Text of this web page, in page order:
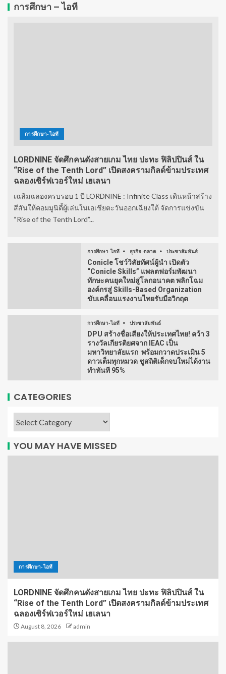
การศึกษา – ไอที
การศึกษา-ไอที
LORDNINE จัดศึกคนดังสายเกม ไทย ปะทะ ฟิลิปปินส์ ใน
“Rise of the Tenth Lord” เปิดสงครามกิลด์ข้ามประเทศ
ฉลองเซิร์ฟเวอร์ใหม่ เฮเลนา
เฉลิมฉลองครบรอบ 1 ปี LORDNINE : Infinite Class เดินหน้าสร้าง
สีสันให้คอมมูนิตี้ผู้เล่นในเอเชียตะวันออกเฉียงใต้ จัดการแข่งขัน
“Rise of the Tenth Lord”...
การศึกษา-ไอที ธุรกิจ-ตลาด ประชาสัมพันธ์
Conicle โชว์วิสัยทัศน์ผู้นำ เปิดตัว
“Conicle Skills” แพลตฟอร์มพัฒนา
ทักษะคนยุคใหม่สู่โลกอนาคต พลิกโฉม
องค์กรสู่ Skills-Based Organization
ขับเคลื่อนแรงงานไทยรับมือวิกฤต
การศึกษา-ไอที ประชาสัมพันธ์
DPU สร้างชื่อเสียงให้ประเทศไทย! คว้า 3
รางวัลเกียรติยศจาก IEAC เป็น
มหาวิทยาลัยแรก พร้อมกวาดประเมิน 5
ดาวเต็มทุกหมวด ชูสถิติเด็กจบใหม่ได้งาน
ทำทันที 95%
CATEGORIES
YOU MAY HAVE MISSED
การศึกษา-ไอที
LORDNINE จัดศึกคนดังสายเกม ไทย ปะทะ ฟิลิปปินส์ ใน
“Rise of the Tenth Lord” เปิดสงครามกิลด์ข้ามประเทศ
ฉลองเซิร์ฟเวอร์ใหม่ เฮเลนา
August 8, 2026 admin